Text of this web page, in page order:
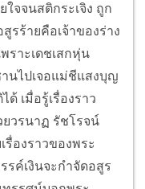
จจนสติกระเจิง ถูก
รร้ายคือเจ้าของร่าง
ราะเดชเสกหุ่น
นไปเจอแม่ชีแสงบุญ
เมื่อรู้เรื่องราว
วรนาฏ รัชโรจน์
รื่องราวของพระ
รค์เงินจะกำจัดอสูร